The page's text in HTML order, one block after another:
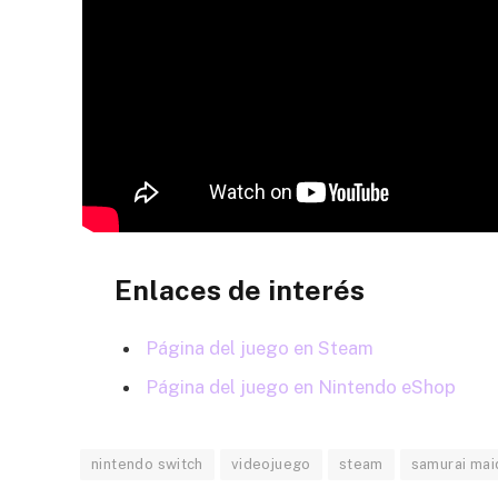
Enlaces de interés
Página del juego en Steam
Página del juego en Nintendo eShop
nintendo switch videojuego steam samurai